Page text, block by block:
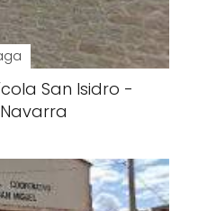
San Isidro -